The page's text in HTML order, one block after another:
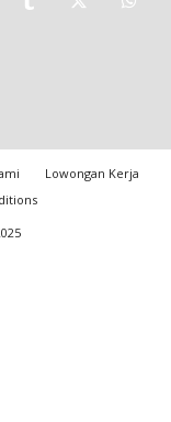
Lowongan Kerja